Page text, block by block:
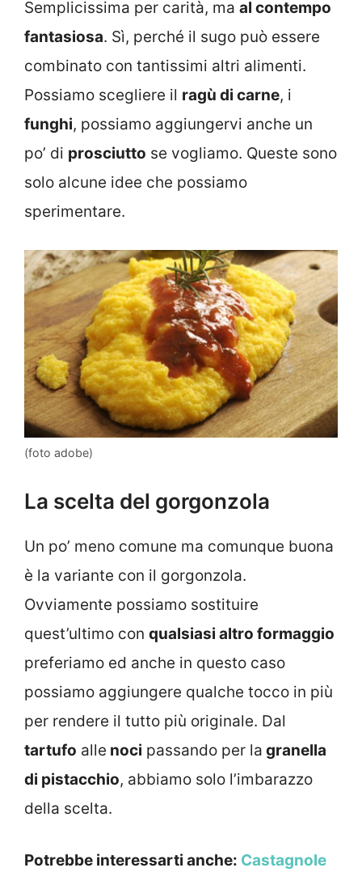
Semplicissima per carità, ma al contempo
fantasiosa. Sì, perché il sugo può essere
combinato con tantissimi altri alimenti.
Possiamo scegliere il ragù di carne, i
funghi, possiamo aggiungervi anche un
po’ di prosciutto se vogliamo. Queste sono
solo alcune idee che possiamo
sperimentare.
(foto adobe)
La scelta del gorgonzola
Un po’ meno comune ma comunque buona
è la variante con il gorgonzola.
Ovviamente possiamo sostituire
quest’ultimo con qualsiasi altro formaggio
preferiamo ed anche in questo caso
possiamo aggiungere qualche tocco in più
per rendere il tutto più originale. Dal
tartufo alle noci passando per la granella
di pistacchio, abbiamo solo l’imbarazzo
della scelta.
Potrebbe interessarti anche: Castagnole